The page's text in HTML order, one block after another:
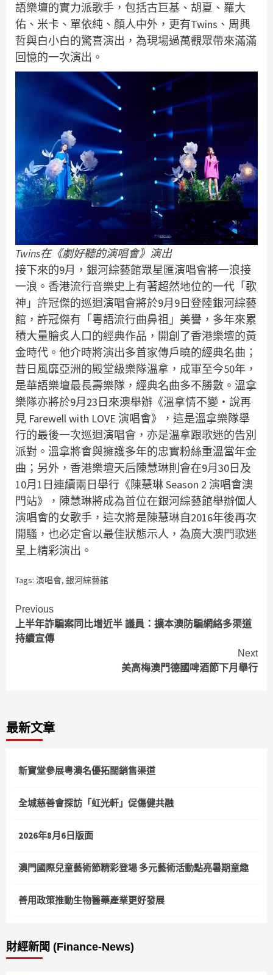
語樂壇的實力派歌手，包括古巨基、胡夏、羅大
佑、米卡、單依純、顏人中外，更有Twins、周興
哲與白小白的驚喜演出，為現場過萬觀眾帶來滿滿
回憶的一次演出。
Twins在《劇好聽的演唱會》演出
接下來的9月，銀河綜藝館眾星匯演唱會將一浪接
一浪。香港流行音樂史上有著超然地位的一代「歌
神」許冠傑的巡迴演唱會將於9月9日登陸銀河綜藝
館，許冠傑有「粵語流行曲鼻祖」美譽，多年來累
積大量膾炙人口的經典作品，開創了香港樂壇的黃
金時代。他介時將演出多首家傳戶曉的經典名曲；
昔日風靡亞洲的殿堂級樂隊溫拿，成軍至今50年，
是華語樂壇最長壽樂隊，經典名曲多不勝數。溫拿
樂隊亦將於9月23日來澳舉辦《溫拿情不變‧說再
見 Farewell with LOVE 演唱會》，這是溫拿樂隊舉
行的最後一次巡迴演唱會，亦是溫拿跟歌迷的告別
派對。溫拿將會與擁護多年的忠實粉絲重溫當年金
曲；另外，香港樂壇天后陳慧琳則會在9月30日及
10月1日連續兩日舉行《陳慧琳 Season 2 演唱會澳
門站》，陳慧琳將成為首位在銀河綜藝館舉辦個人
演唱會的女歌手，這次將是陳慧琳自2016年後再次
開騷，也必定會以最佳狀態示人，為廣大澳門歌迷
呈上精彩演出。
Tags: 演唱會, 銀河綜藝館
Continue
Reading
Previous
上半年詐騙案同比增近半 議員：擴本澳防騙網絡多渠道
持續宣傳
Next
美高梅澳門德國啤酒節下月舉行
最新文章
新寶堂參展粵澳名優拓闊銷售渠道
全城慈善會探訪「虹光軒」促傷健共融
2026年8月6日版面
澳門國際兒童藝術節精彩登場 多元藝術活動點亮暑期童趣
善用政策推動生物醫藥產業更好發展
財經新聞 (Finance-News)